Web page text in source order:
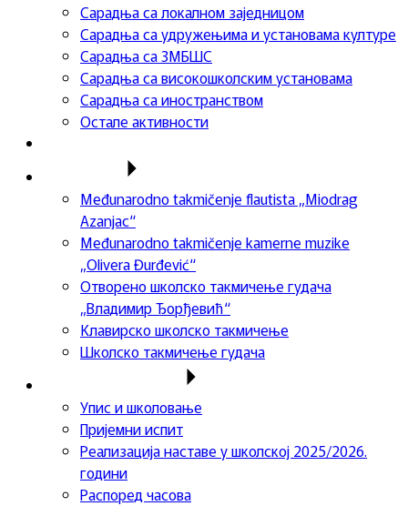
Сарадња са локалном заједницом
Сарадња са удружењима и установама културе
Сарадња са ЗМБШС
Сарадња са високошколским установама
Сарадња са иностранством
Остале активности
Međunarodno takmičenje flautista „Miodrag
Azanjac“
Međunarodno takmičenje kamerne muzike
„Olivera Đurđević“
Отворено школско такмичење гудача
„Владимир Ђорђевић“
Клавирско школско такмичење
Школско такмичење гудача
Упис и школовање
Пријемни испит
Реализација наставе у школској 2025/2026.
години
Распоред часова